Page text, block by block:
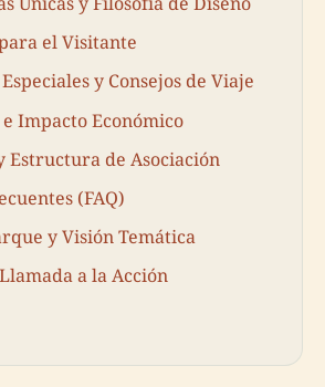
el Visitante
y Consejos de Viaje
Impacto Económico
Estructura de Asociación
(FAQ)
y Visión Temática
a la Acción